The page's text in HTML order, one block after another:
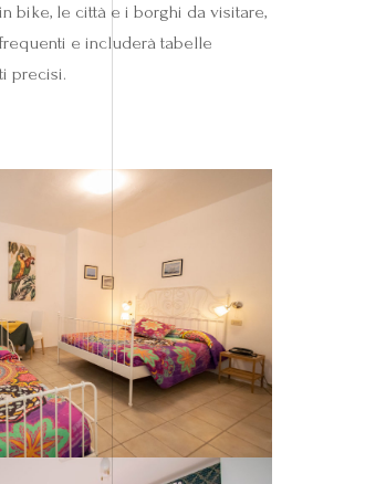
bike, le città e i borghi da visitare,
e includerà tabelle
precisi.